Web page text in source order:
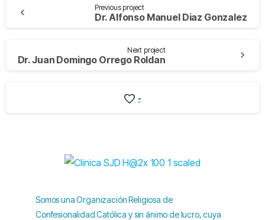
Previous project
Dr. Alfonso Manuel Diaz Gonzalez
Next project
Dr. Juan Domingo Orrego Roldan
-
Somos una Organización Religiosa de
Confesionalidad Católica y sin ánimo de lucro, cuya